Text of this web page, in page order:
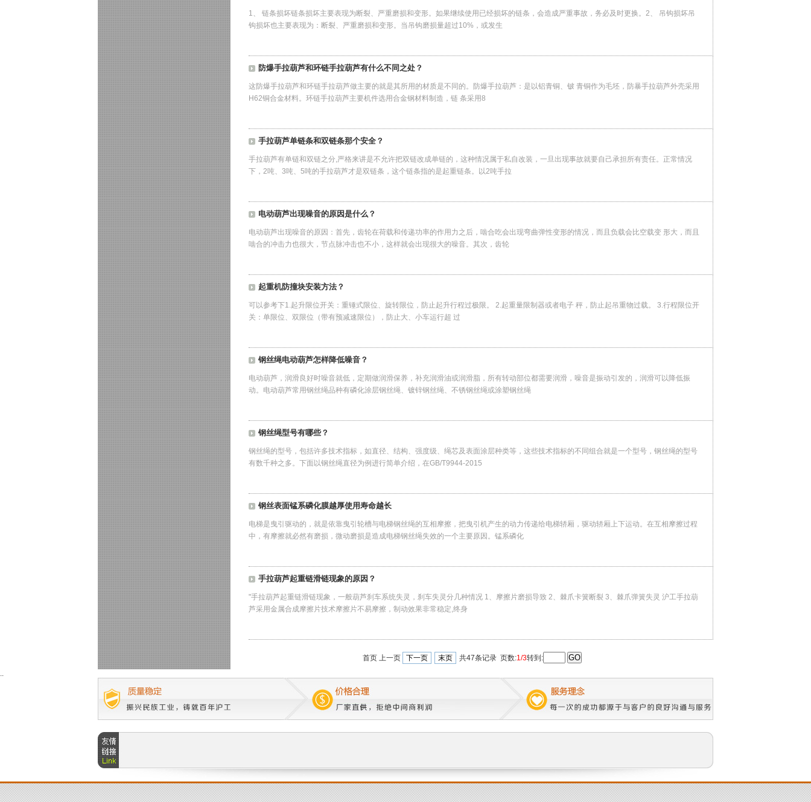
1、 链条损坏链条损坏主要表现为断裂、严重磨损和变形。如果继续使用已经损坏的链条，会造成严重事故，务必及时更换。2、 吊钩损坏吊
钩损坏也主要表现为：断裂、严重磨损和变形。当吊钩磨损量超过10%，或发生
防爆手拉葫芦和环链手拉葫芦有什么不同之处？
这防爆手拉葫芦和环链手拉葫芦做主要的就是其所用的材质是不同的。防爆手拉葫芦：是以铝青铜、铍 青铜作为毛坯，防暴手拉葫芦外壳采用
H62铜合金材料。环链手拉葫芦主要机件选用合金钢材料制造，链 条采用8
手拉葫芦单链条和双链条那个安全？
手拉葫芦有单链和双链之分,严格来讲是不允许把双链改成单链的，这种情况属于私自改装，一旦出现事故就要自己承担所有责任。正常情况
下，2吨、3吨、5吨的手拉葫芦才是双链条，这个链条指的是起重链条。以2吨手拉
电动葫芦出现噪音的原因是什么？
电动葫芦出现噪音的原因：首先，齿轮在荷载和传递功率的作用力之后，啮合吃会出现弯曲弹性变形的情况，而且负载会比空载变 形大，而且
啮合的冲击力也很大，节点脉冲击也不小，这样就会出现很大的噪音。其次，齿轮
起重机防撞块安装方法？
可以参考下1.起升限位开关：重锤式限位、旋转限位，防止起升行程过极限。 2.起重量限制器或者电子 秤，防止起吊重物过载。 3.行程限位开
关：单限位、双限位（带有预减速限位），防止大、小车运行超 过
钢丝绳电动葫芦怎样降低噪音？
电动葫芦，润滑良好时噪音就低，定期做润滑保养，补充润滑油或润滑脂，所有转动部位都需要润滑，噪音是振动引发的，润滑可以降低振
动。电动葫芦常用钢丝绳品种有磷化涂层钢丝绳、镀锌钢丝绳、不锈钢丝绳或涂塑钢丝绳
钢丝绳型号有哪些？
钢丝绳的型号，包括许多技术指标，如直径、结构、强度级、绳芯及表面涂层种类等，这些技术指标的不同组合就是一个型号，钢丝绳的型号
有数千种之多。下面以钢丝绳直径为例进行简单介绍，在GB/T9944-2015
钢丝表面锰系磷化膜越厚使用寿命越长
电梯是曳引驱动的，就是依靠曳引轮槽与电梯钢丝绳的互相摩擦，把曳引机产生的动力传递给电梯轿厢，驱动轿厢上下运动。在互相摩擦过程
中，有摩擦就必然有磨损，微动磨损是造成电梯钢丝绳失效的一个主要原因。锰系磷化
手拉葫芦起重链滑链现象的原因？
"手拉葫芦起重链滑链现象，一般葫芦刹车系统失灵，刹车失灵分几种情况 1、摩擦片磨损导致 2、棘爪卡簧断裂 3、棘爪弹簧失灵 沪工手拉葫
芦采用金属合成摩擦片技术摩擦片不易摩擦，制动效果非常稳定,终身
首页 上一页 下一页 末页 共47条记录 页数:1/3转到:
..